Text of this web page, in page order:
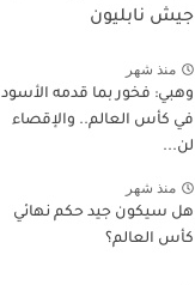
جيش نابليون
منذ شهر
وهبي: فخور بما قدمه الأسود
في كأس العالم.. والإقصاء
لن...
منذ شهر
هل سيكون جيد حكم نهائي
كأس العالم؟